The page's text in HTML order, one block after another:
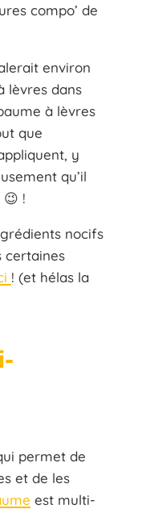
compo’ de
environ
lèvres dans
à lèvres
que
y
qu’il
!
nocifs
certaines
! (et hélas la
permet de
et de les
est multi-